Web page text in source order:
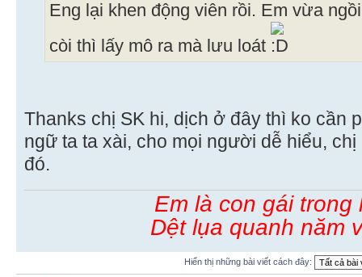
Eng lại khen động viên rồi. Em vừa
còi thì lấy mô ra mà lưu loát
Thanks chị SK hi, dịch ở đây thì ko cần
ngữ ta ta xài, cho mọi người dễ hiểu,
đó.
Em là con gái trong
Dệt lụa quanh năm
Hiển thị những bài viết cách đây: